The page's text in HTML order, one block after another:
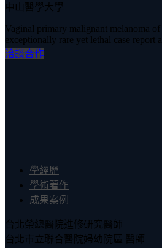
中山醫學大學
Vaginal primary malignant melanoma
exceptionally rare yet lethal case report
洽談合作
學經歷
學術著作
成果案例
台北榮總醫院進修研究醫師
台北市立聯合醫院婦幼院區 醫師